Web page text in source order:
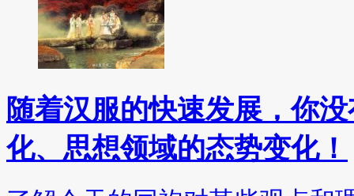
随着汉服的快速发展，你
化、思想领域的态势变化！